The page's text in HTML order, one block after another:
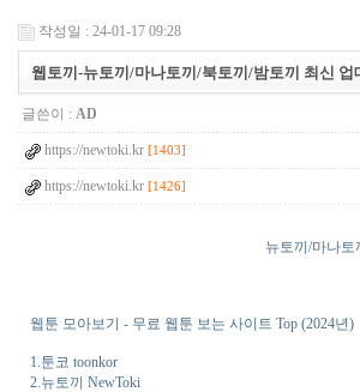
작성일 : 24-01-17 09:28
웹토끼-뉴토끼/마나토끼/북토끼/밤토끼 최신
글쓴이 : AD
https://newtoki.kr [1403]
https://newtoki.kr [1426]
뉴토끼/마나토
웹툰 모아보기 - 무료 웹툰 보는 사이트 Top (2024년)
1.툰코 toonkor
2.뉴토끼 NewToki